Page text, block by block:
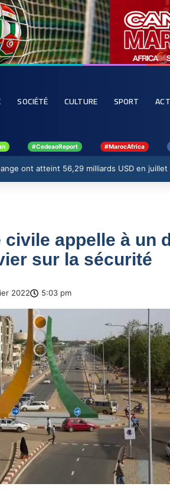
SOCIÉTÉ CULTURE SPORT
#CedeaoReport #MarocAfrica
ont atteint 56,29 milliards USD en juillet
appelle à un
sur la sécurité
2022 5:03 pm